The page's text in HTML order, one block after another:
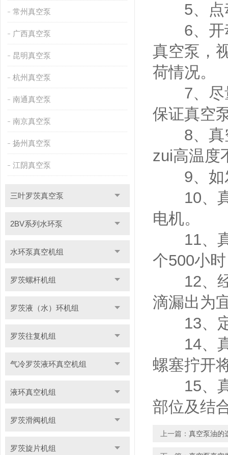
常州真空泵
广西真空泵
昆明真空泵
杭州真空泵
南通真空泵
南京真空泵
扬州真空泵
江阴真空泵
三叶罗茨真空泵
2BV系列水环泵
水环泵真空机组
罗茨螺杆机组
罗茨液（水）环机组
罗茨往复机组
气冷罗茨液环真空机组
液环真空机组
罗茨滑阀机组
罗茨旋片机组
5、点动
6、开动
真空泵，
荷情况。
7、尽量
保证真空
8、真空
zui高温度
9、如发
10、真
电机。
11、真
个500小
12、经
滴漏出为
13、定
14、真
螺塞拧开
15、真
部位及结
上一篇： 真空泵油的